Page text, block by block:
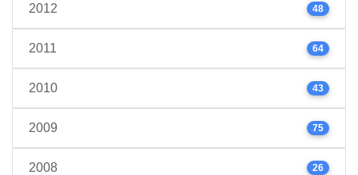
2012 48
2011 64
2010 43
2009 75
2008 26